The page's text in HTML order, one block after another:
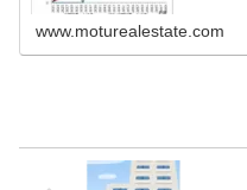
www.moturealestate.com